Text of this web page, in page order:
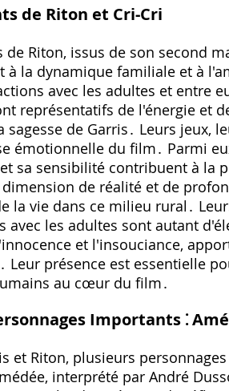
de Riton et Cri-Cri
de Riton‚ issus de son second
à la dynamique familiale et à
avec les adultes et entre
représentatifs de l'énergie et
sagesse de Garris․ Leurs jeux‚
émotionnelle du film․ Parmi
sa sensibilité contribuent à la
de réalité et de
la vie dans ce milieu rural․
avec les adultes sont autant
et l'insouciance‚
Leur présence est essentielle
au cœur du film․
Importants ⁚
et Riton‚ plusieurs
interprété par André